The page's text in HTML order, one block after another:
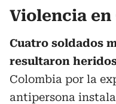
Violencia en
Cuatro soldados
resultaron
Colombia por la
antipersona